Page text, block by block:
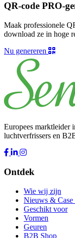
QR-code PRO-
Maak professionele
download ze in hoge
Nu genereren
Europees marktleider
luchtverfrissers en
Ontdek
Wie wij zijn
Nieuws & Case
Geschikt voor
Vormen
Geuren
B2B Shop